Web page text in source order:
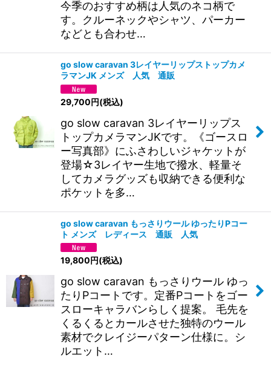
今季のおすすめ柄は人気のネコ柄で
す。クルーネックやシャツ、パーカー
などとも合わせ…
go slow caravan 3レイヤーリップストップカメ
ラマンJK メンズ 人気 通販
29,700円(税込)
go slow caravan 3レイヤーリップス
トップカメラマンJKです。《ゴースロ
ー写真部》にふさわしいジャケットが
登場☆3レイヤー生地で撥水、軽量そ
してカメラグッズも収納できる便利な
ポケットを多…
go slow caravan もっさりウール ゆったりPコー
ト メンズ レディース 通販 人気
19,800 円(税込)
go slow caravan もっさりウール ゆっ
たりPコートです。定番Pコートをゴー
スローキャラバンらしく提案。 毛先を
くるくるとカールさせた独特のウール
素材でクレイジーパターン仕様に。シ
ルエット…